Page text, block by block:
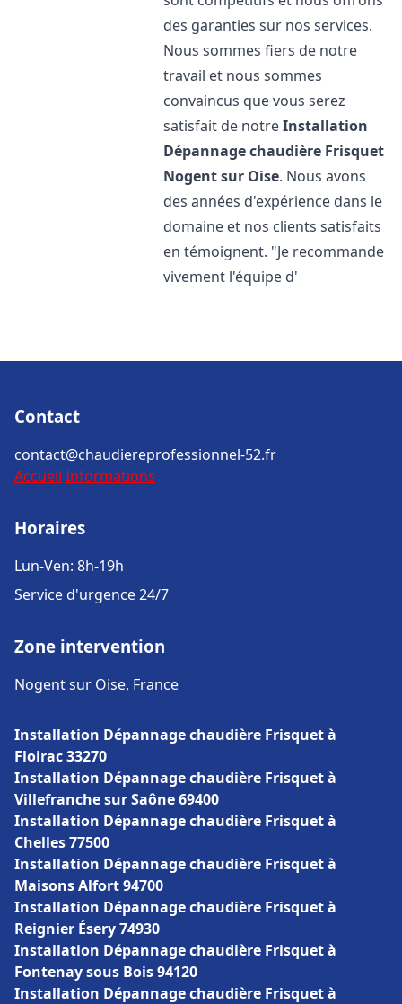
des garanties sur nos services.
Nous sommes fiers de notre
travail et nous sommes
convaincus que vous serez
satisfait de notreInstallation
Dépannage chaudière Frisquet
Nogent sur Oise. Nous avons
des années d'expérience dans le
domaine et nos clients satisfaits
en témoignent. "Je recommande
vivement l'équipe d'
Contact
contact@chaudiereprofessionnel-52.fr
Accueil Informations
Horaires
Lun-Ven: 8h-19h
Service d'urgence 24/7
Zone intervention
Nogent sur Oise, France
Installation Dépannage chaudière Frisquet à
Floirac 33270
Installation Dépannage chaudière Frisquet à
Villefranche sur Saône 69400
Installation Dépannage chaudière Frisquet à
Chelles 77500
Installation Dépannage chaudière Frisquet à
Maisons Alfort 94700
Installation Dépannage chaudière Frisquet à
Reignier Ésery 74930
Installation Dépannage chaudière Frisquet à
Fontenay sous Bois 94120
Installation Dépannage chaudière Frisquet à